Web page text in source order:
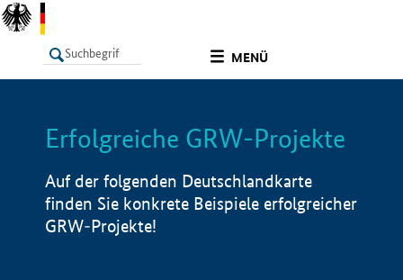
MENÜ
LISTE Info
Erfolgreiche GRW-Projekte
Auf der folgenden Deutschlandkarte
finden Sie konkrete Beispiele erfolgreicher
GRW-Projekte!